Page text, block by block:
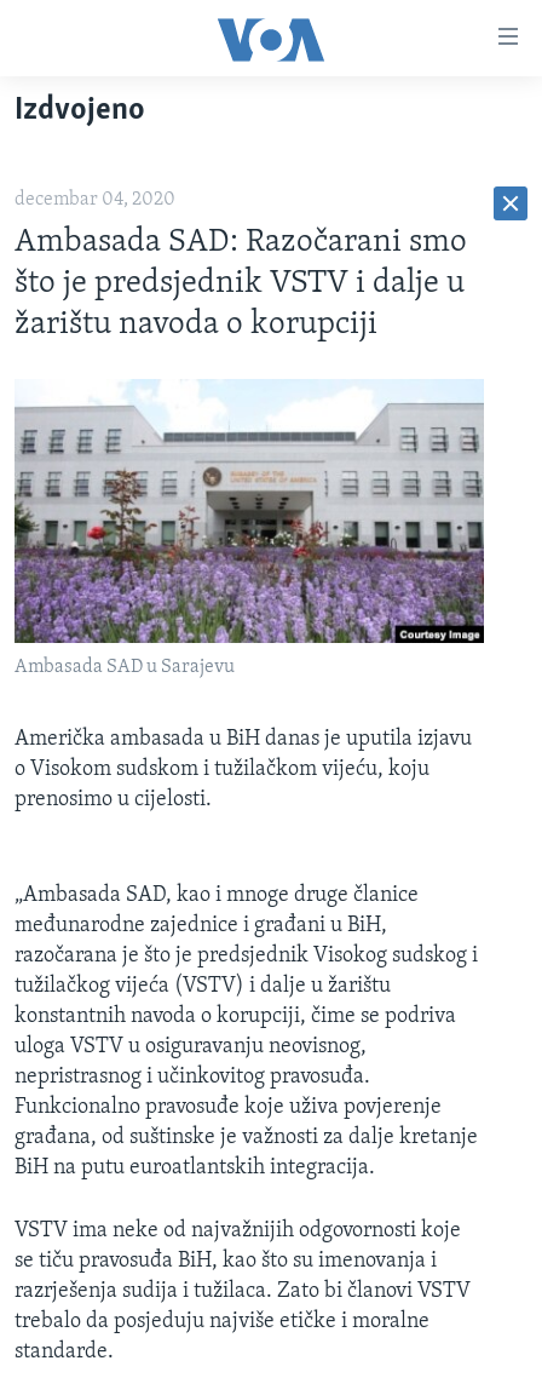
glavni
na
glavnu
navigaciju
Idi
na
TV PROGRAM
SJEDINJENE AMERIČKE DRŽAVE
NAUKA I TEHNOLOGIJA
SLOBODA MEDIJA
ŽENSKA STRANA
IZBJEGLIČKA STRANA
MAGAZIN
O GLASU AMERIKE
Learning English
PRATITE NAS
Izdvojeno
decembar 04, 2020
Ambasada SAD: Razočarani smo
što je predsjednik VSTV i dalje u
žarištu navoda o korupciji
Ambasada SAD u Sarajevu
Američka ambasada u BiH danas je uputila izjavu
o Visokom sudskom i tužilačkom vijeću, koju
prenosimo u cijelosti.
„Ambasada SAD, kao i mnoge druge članice
međunarodne zajednice i građani u BiH,
razočarana je što je predsjednik Visokog sudskog i
tužilačkog vijeća (VSTV) i dalje u žarištu
konstantnih navoda o korupciji, čime se podriva
uloga VSTV u osiguravanju neovisnog,
nepristrasnog i učinkovitog pravosuđa.
Funkcionalno pravosuđe koje uživa povjerenje
građana, od suštinske je važnosti za dalje kretanje
BiH na putu euroatlantskih integracija.
VSTV ima neke od najvažnijih odgovornosti koje
se tiču pravosuđa BiH, kao što su imenovanja i
razrješenja sudija i tužilaca. Zato bi članovi VSTV
trebalo da posjeduju najviše etičke i moralne
standarde.